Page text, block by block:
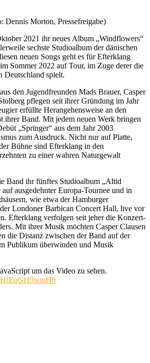
Dennis Morton, Pressefreigabe)
2021 ihr neues Album „Windflowers“
sechste Studioalbum der dänischen
neuen Songs geht es für Efterklang
Sommer 2022 auf Tour, im Zuge derer die
Deutschland spielt.
den Jugendfreunden Mads Brauer, Casper
pflegen seit ihrer Gründung im Jahr
erfüllte Herangehensweise an den
ihrer Band. Mit jedem neuen Werk bringen
„Springer“ aus dem Jahr 2003
zum Ausdruck. Nicht nur auf Platte,
Bühne sind Efterklang in den
zu einer wahren Naturgewalt
Band ihr fünftes Studioalbum „Altid
auf ausgedehnter Europa-Tournee und in
wie etwa der Hamburger
Londoner Barbican Concert Hall, live vor
Efterklang verfolgen seit jeher die Konzert-
Mit ihrer Musik möchten Casper Clausen
die Distanz zwischen der Band auf der
Publikum überwinden und Musik
um das Video zu sehen.